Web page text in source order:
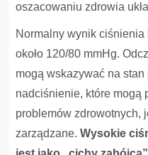
oszacowaniu zdrowia
Normalny wynik
około 120/80 mmHg.
mogą wskazywać na
nadciśnienie, które mogą
problemów zdrowotnych,
zarządzane.Wysokie